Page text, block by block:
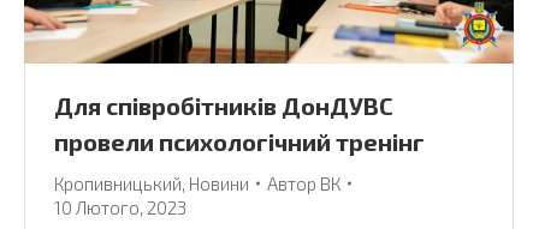
Для співробітників ДонДУВС
провели психологічний тренінг
Кропивницький Новини Автор ВК
10 Лютого, 2023